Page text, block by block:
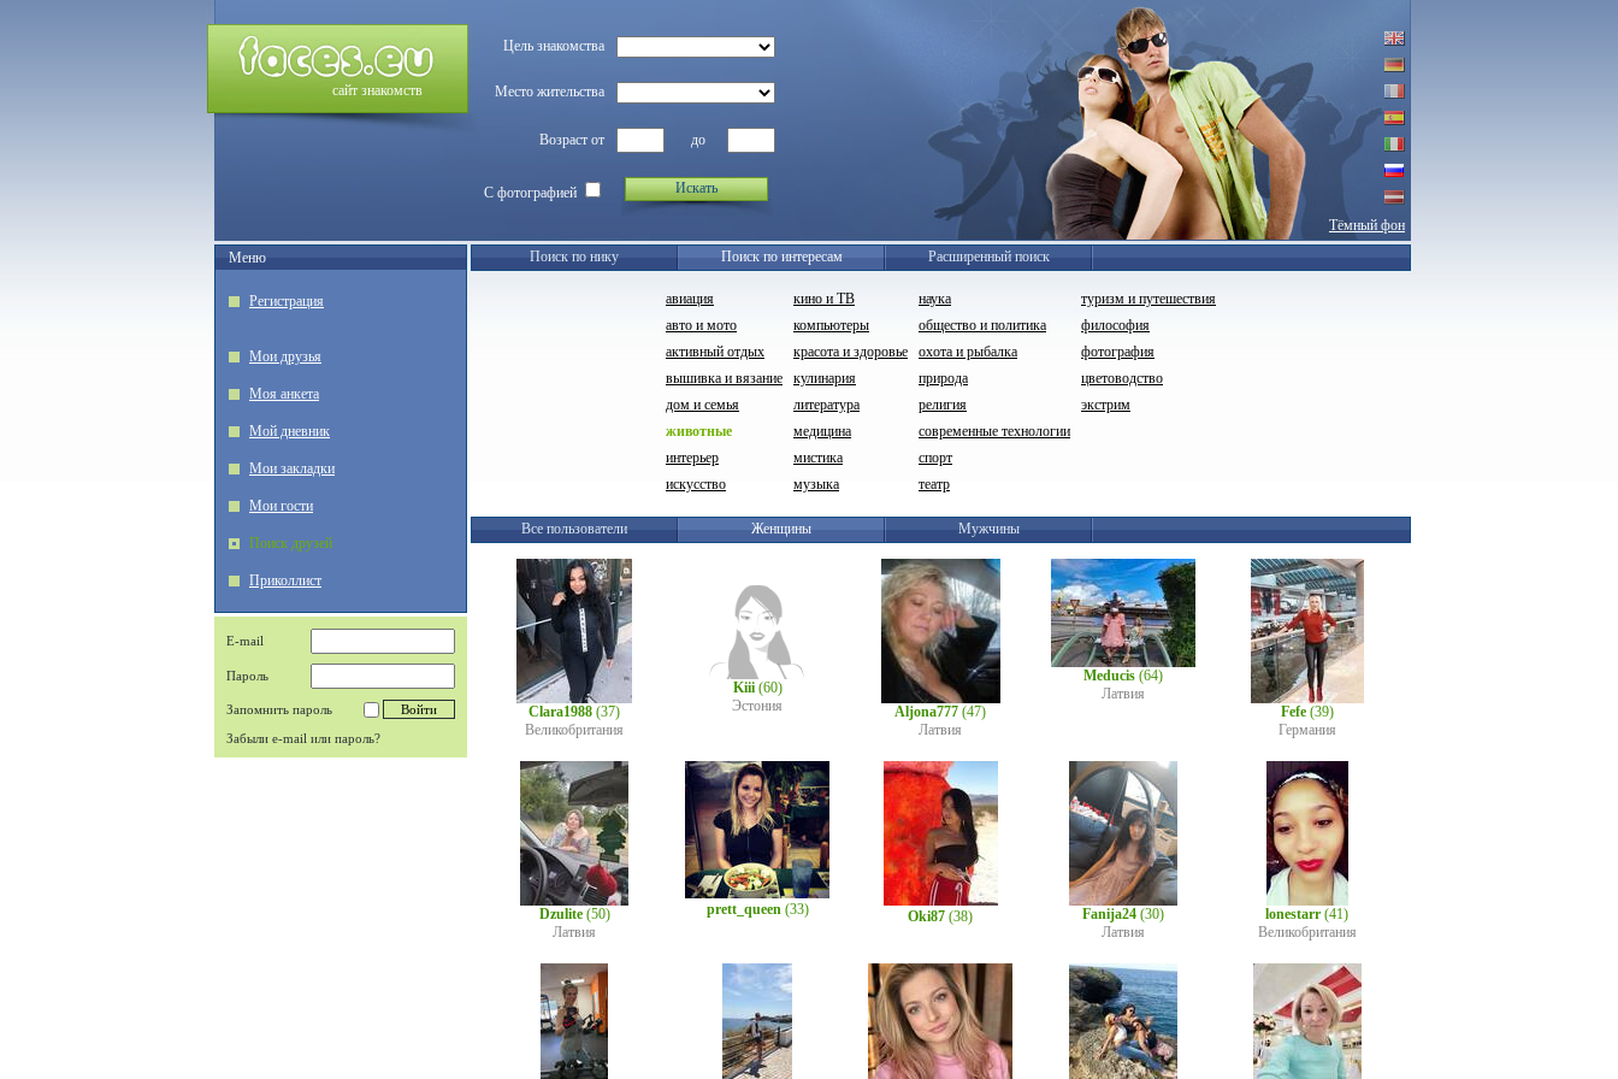
сайт знакомств
Цель знакомства
Место жительства
Возраст от до
С фотографией Искать
Тёмный фон
Меню
Регистрация
Мои друзья
Моя анкета
Мой дневник
Мои закладки
Мои гости
Поиск друзей
Приколлист
E-mail
Пароль
Запомнить пароль
Забыли e-mail или пароль?
Поиск по нику Поиск по интересам Расширенный поиск
авиация
авто и мото
активный отдых
вышивка и вязание
дом и семья
животные
интерьер
искусство
кино и ТВ
компьютеры
красота и здоровье
кулинария
литература
медицина
мистика
музыка
наука
общество и политика
охота и рыбалка
природа
религия
современные технологии
спорт
театр
туризм и путешествия
философия
фотография
цветоводство
экстрим
Все пользователи Женщины Мужчины
Clara1988 (37)
Великобритания
Kiii(60)
Эстония
Aljona777 (47)
Латвия
Meducis (64)
Латвия
Fefe(39)
Германия
Dzulite(50)
Латвия
prett_queen(33) Oki87 (38) Fanija24 (30)
Латвия
lonestarr (41)
Великобритания